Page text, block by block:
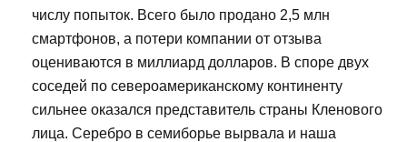
числу попыток. Всего было продано 2,5 млн
смартфонов, а потери компании от отзыва
оцениваются в миллиард долларов. В споре двух
соседей по североамериканскому континенту
сильнее оказался представитель страны Кленового
лица. Серебро в семиборье вырвала и наша